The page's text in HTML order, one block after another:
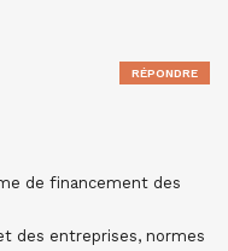
de financement des
des entreprises, normes
RÉPONDRE